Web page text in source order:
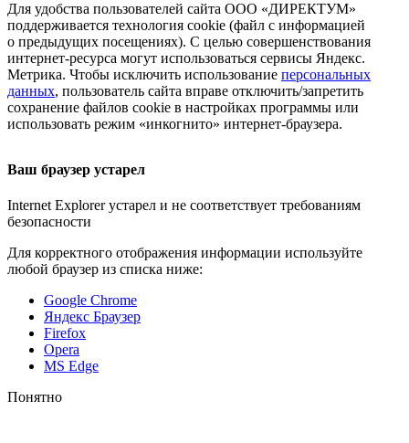
Для удобства пользователей сайта ООО «ДИРЕКТУМ»
поддерживается технология cookie (файл с информацией
о предыдущих посещениях). С целью совершенствования
интернет-ресурса могут использоваться сервисы Яндекс.
Метрика. Чтобы исключить использование персональных
данных, пользователь сайта вправе отключить/запретить
сохранение файлов cookie в настройках программы или
использовать режим «инкогнито» интернет-браузера.
Ваш браузер устарел
Internet Explorer устарел и не соответствует требованиям
безопасности
Для корректного отображения информации используйте
любой браузер из списка ниже:
Google Chrome
Яндекс Браузер
Firefox
Opera
MS Edge
Понятно